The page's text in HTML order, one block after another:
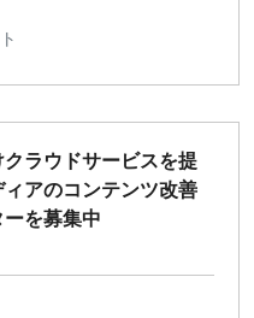
クラウドサービスを提
アのコンテンツ改善
を募集中